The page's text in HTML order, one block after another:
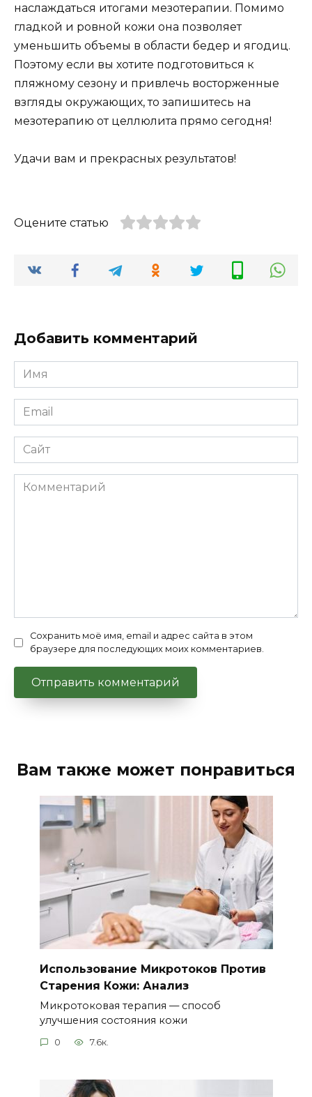
наслаждаться итогами мезотерапии. Помимо
гладкой и ровной кожи она позволяет
уменьшить объемы в области бедер и ягодиц.
Поэтому если вы хотите подготовиться к
пляжному сезону и привлечь восторженные
взгляды окружающих, то запишитесь на
мезотерапию от целлюлита прямо сегодня!
Удачи вам и прекрасных результатов!
Оцените статью
Добавить комментарий
Имя
*
Email
*
Сайт
Комментарий
Сохранить моё имя, email и адрес сайта в этом
браузере для последующих моих комментариев.
Вам также может понравиться
Использование Микротоков Против
Старения Кожи: Анализ
Микротоковая терапия — способ
улучшения состояния кожи
0 7.6к.